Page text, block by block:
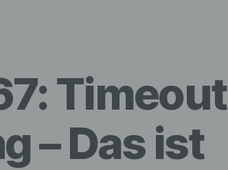
Timeout
– Das ist